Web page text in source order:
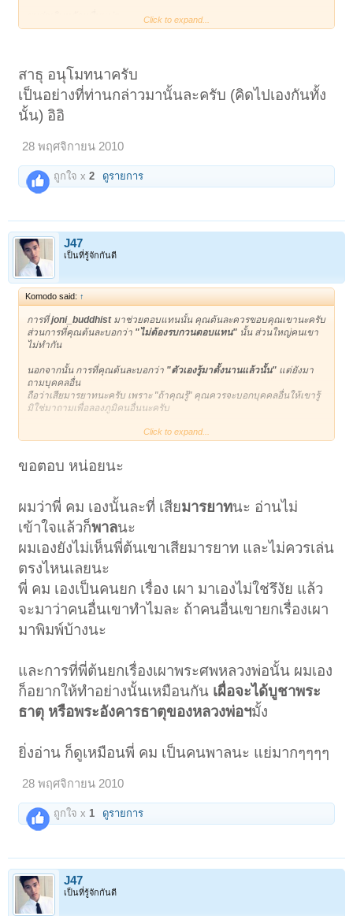
แต่ว่า ความแตกสะก่อน
ก่อนจะมีข่าว ไม่เห็นจะมีใคร หรือ ผู้วิเศษคนไหนบอกเลยว่า เห็นวิญญาณ
เด็กจำนวนมากบริเวณตู้วัด
เดียวก็มีคนนั้นเห็นบ้าง ชาวบ้านเห็นบ้าง ก่อนหน้านั้น ไม่เห็นกันเลย
หรอ...........
Click to expand...
สาธุ อนุโมทนาครับ
เป็นอย่างที่ท่านกล่าวมานั้นละครับ (คิดไปเองกันทั้ง
นั้น) อิอิ
28 พฤศจิกายน 2010
ถูกใจ x2 ดูรายการ
J47
เป็นที่รู้จักกันดี
Komodo said: ↑
การที่joni_buddhist มาช่วยตอบแทนนั้น คุณต้นละควรขอบคุณเขานะครับ
ส่วนการที่คุณต้นละบอกว่า "ไม่ต้องรบกวนตอบแทน" นั้น ส่วนใหญ่คนเขา
ไม่ทำกัน
นอกจากนั้น การที่คุณต้นละบอกว่า "ตัวเองรู้มาตั้งนานแล้วนั้น" แต่ยังมา
ถามบุคคลอื่น
ถือว่าเสียมารยาทนะครับ เพราะ "ถ้าคุณรู้" คุณควรจะบอกบุคคลอื่นให้เขารู้
มิใช่มาถามเพื่อลองภูมิคนอื่นนะครับ
หากต้องการถามผม และไม่ต้องการให้คนอื่นมาตอบแทน
และคนอื่นจะได้ไม่ต้องมาช่วยตอบ
และ กระทู้ใด "ไม่ควรเล่น" โดยเฉพาะคนไทยจะตระหนักดีว่า ในกระทู้ที่เกี่ยว
กับ "คนตาย" จะไม่โพสต์เล่นกัน
ที่ผมโพสต์เตือนคุณ เพราะผมปรารถนาดีต่อคุณครับ แต่ถ้าคุณเห็นเป็นอย่าง
อื่น
ผมก็กราบขอขมาและขออภัยมา ณ โอกาสนี้ครับ
โมทนา และกราบขออภัยสมาชิกท่านอื่นด้วยที่ต้องเสียเวลาอ่านครับ
Click to expand...
ขอตอบ หน่อยนะ
ผมว่าพี่ คม เองนั้นละที่ เสียมารยาทนะ อ่านไม่
เข้าใจแล้วก็พาลนะ
ผมเองยังไม่เห็นพี่ต้นเขาเสียมารยาท และไม่ควรเล่น
ตรงไหนเลยนะ
พี่ คม เองเป็นคนยก เรื่อง เผา มาเองไม่ใช่รึงัย แล้ว
จะมาว่าคนอื่นเขาทำไมละ ถ้าคนอื่นเขายกเรื่องเผา
มาพิมพ์บ้างนะ
และการที่พี่ต้นยกเรื่องเผาพระศพหลวงพ่อนั้น ผมเอง
ก็อยากให้ทำอย่างนั้นเหมือนกัน เผื่อจะได้บูชาพระ
ธาตุ หรือพระอังคารธาตุของหลวงพ่อฯมั้ง
ยิ่งอ่าน ก็ดูเหมือนพี่ คม เป็นคนพาลนะ แย่มากๆๆๆๆ
28 พฤศจิกายน 2010
ถูกใจ x 1 ดูรายการ
J47
เป็นที่รู้จักกันดี